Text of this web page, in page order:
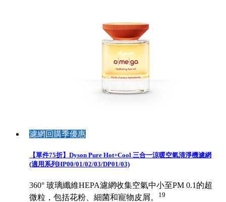
濾網回購季優惠
【單件75折】Dyson Pure Hot+Cool 三合一涼暖空氣清淨機濾網
(適用系列HP00/01/02/03/DP01/03)
360° 玻璃纖維HEPA濾網收集空氣中小至PM 0.1的超
微粒，包括花粉、細菌和寵物皮屑。
19